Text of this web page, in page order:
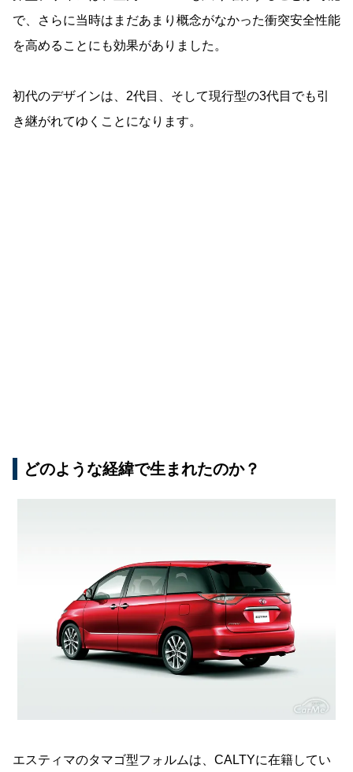
で、さらに当時はまだあまり概念がなかった衝突安全性能
を高めることにも効果がありました。
初代のデザインは、2代目、そして現行型の3代目でも引
き継がれてゆくことになります。
どのような経緯で生まれたのか？
エスティマのタマゴ型フォルムは、CALTYに在籍してい